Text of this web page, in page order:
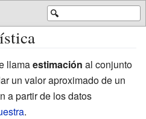
🔍
llamaestimación al conjunto
un valor aproximado de un
a partir de los datos
.